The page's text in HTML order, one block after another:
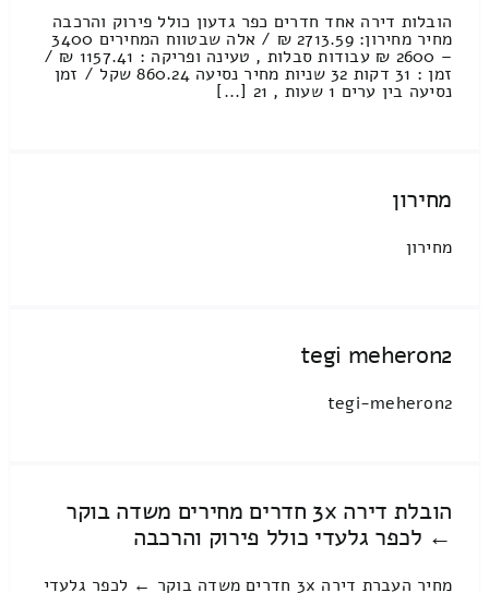
הובלות דירה אחד חדרים כפר גדעון כולל פירוק והרכבה
מחיר מחירון: 2713.59 ₪ / אלה שבטווח המחירים 3400
– 2600 ₪ עבודות סבלות , טעינה ופריקה : 1157.41 ₪ /
זמן : 31 דקות 32 שניות מחיר נסיעה 860.24 שקל / זמן
נסיעה בין ערים 1 שעות , 21 [...]
מחירון
מחירון
tegi meheron2
tegi-meheron2
הובלת דירה 3x חדרים מחירים משדה בוקר
← לכפר גלעדי כולל פירוק והרכבה
מחיר העברת דירה 3x חדרים משדה בוקר ← לכפר גלעדי